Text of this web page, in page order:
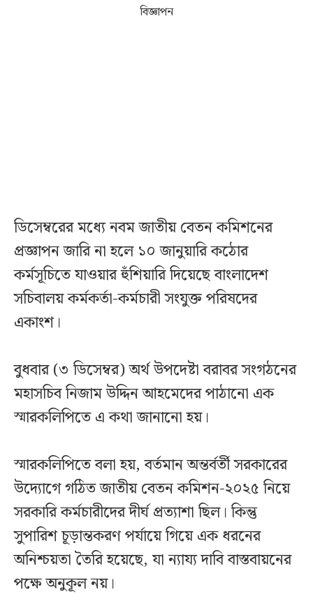
বিজ্ঞাপন
ডিসেম্বরের মধ্যে নবম জাতীয় বেতন কমিশনের
প্রজ্ঞাপন জারি না হলে ১০ জানুয়ারি কঠোর
কর্মসূচিতে যাওয়ার হুঁশিয়ারি দিয়েছে বাংলাদেশ
সচিবালয় কর্মকর্তা-কর্মচারী সংযুক্ত পরিষদের
একাংশ।
বুধবার (৩ ডিসেম্বর) অর্থ উপদেষ্টা বরাবর সংগঠনের
মহাসচিব নিজাম উদ্দিন আহমেদের পাঠানো এক
স্মারকলিপিতে এ কথা জানানো হয়।
স্মারকলিপিতে বলা হয়, বর্তমান অন্তর্বর্তী সরকারের
উদ্যোগে গঠিত জাতীয় বেতন কমিশন-২০২৫ নিয়ে
সরকারি কর্মচারীদের দীর্ঘ প্রত্যাশা ছিল। কিন্তু
সুপারিশ চূড়ান্তকরণ পর্যায়ে গিয়ে এক ধরনের
অনিশ্চয়তা তৈরি হয়েছে, যা ন্যায্য দাবি বাস্তবায়নের
পক্ষে অনুকূল নয়।